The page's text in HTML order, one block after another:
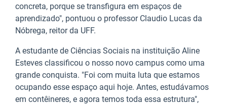
concreta, porque se transfigura em espaços de
aprendizado", pontuou o professor Claudio Lucas da
Nóbrega, reitor da UFF.
A estudante de Ciências Sociais na instituição Aline
Esteves classificou o nosso novo campus como uma
grande conquista. "Foi com muita luta que estamos
ocupando esse espaço aqui hoje. Antes, estudávamos
em contêineres, e agora temos toda essa estrutura",